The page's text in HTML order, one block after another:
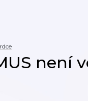
není